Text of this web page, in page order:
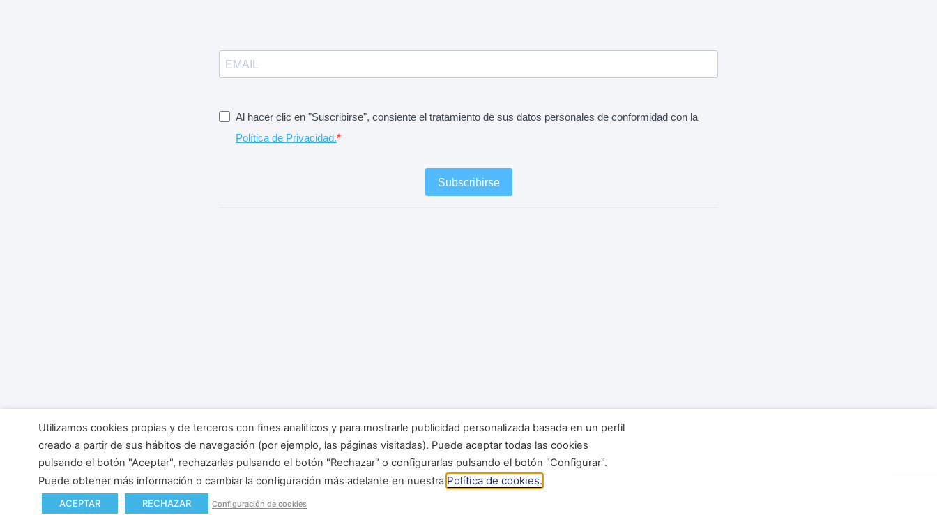
Al hacer clic en "Suscribirse", consiente el tratamiento de sus datos personales de conformidad con la
Política de Privacidad.
Subscribirse
Utilizamos cookies propias y de terceros con fines analíticos y para mostrarle publicidad personalizada basada en un perfil
creado a partir de sus hábitos de navegación (por ejemplo, las páginas visitadas). Puede aceptar todas las cookies
pulsando el botón "Aceptar", rechazarlas pulsando el botón "Rechazar" o configurarlas pulsando el botón "Configurar".
Puede obtener más información o cambiar la configuración más adelante en nuestra Política de cookies.
ACEPTAR RECHAZAR Configuración de cookies